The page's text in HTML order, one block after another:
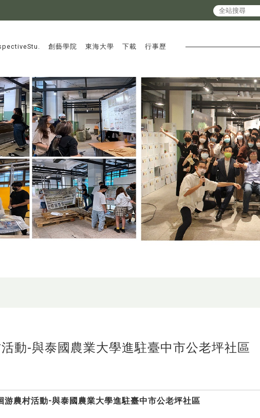
:::
創藝學院 東海大學 下載 行事歷
動-與泰國農業大學進駐臺中市公老坪社區
游農村活動-與泰國農業大學進駐臺中市公老坪社區